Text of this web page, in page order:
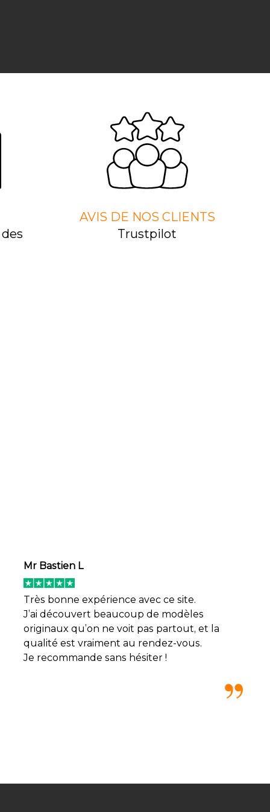
AVIS DE NOS CLIENTS
Trustpilot
Mr Bastien L
Très bonne expérience avec ce site.
J’ai découvert beaucoup de modèles
originaux qu’on ne voit pas partout, et la
qualité est vraiment au rendez-vous.
Je recommande sans hésiter !